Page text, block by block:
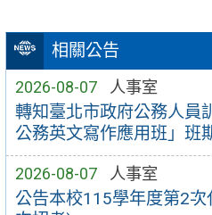
相關公告
2026-08-07 人事室
轉知臺北市政府公務人員
公務英文寫作應用班」班
2026-08-07 人事室
公告本校115學年度第2